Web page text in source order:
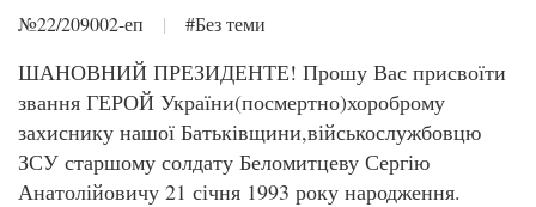
№22/209002-еп | #Без теми
ШАНОВНИЙ ПРЕЗИДЕНТЕ! Прошу Вас присвоїти
звання ГЕРОЙ України(посмертно)хороброму
захиснику нашої Батьківщини,військослужбовцю
ЗСУ старшому солдату Беломитцеву Сергію
Анатолійовичу 21 січня 1993 року народження.